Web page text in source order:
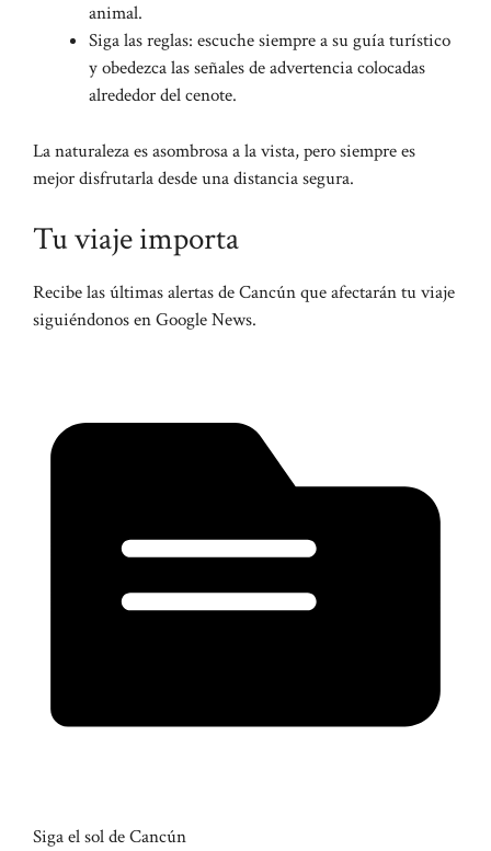
animal.
Siga las reglas: escuche siempre a su guía turístico
y obedezca las señales de advertencia colocadas
alrededor del cenote.
La naturaleza es asombrosa a la vista, pero siempre es
mejor disfrutarla desde una distancia segura.
Tu viaje importa
Recibe las últimas alertas de Cancún que afectarán tu viaje
siguiéndonos en Google News.
Siga el sol de Cancún